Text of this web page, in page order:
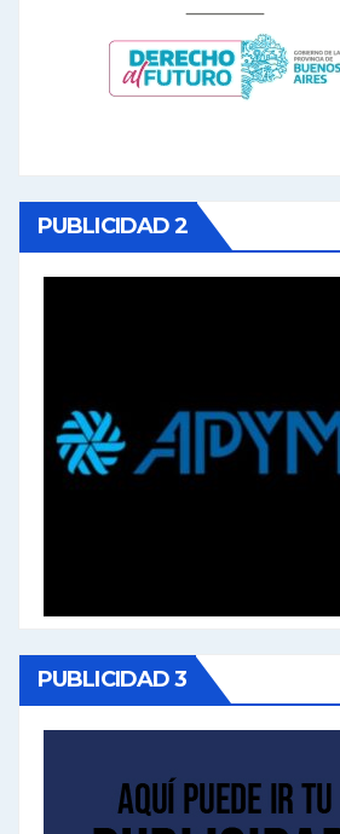
PUBLICIDAD 2
PUBLICIDAD 3